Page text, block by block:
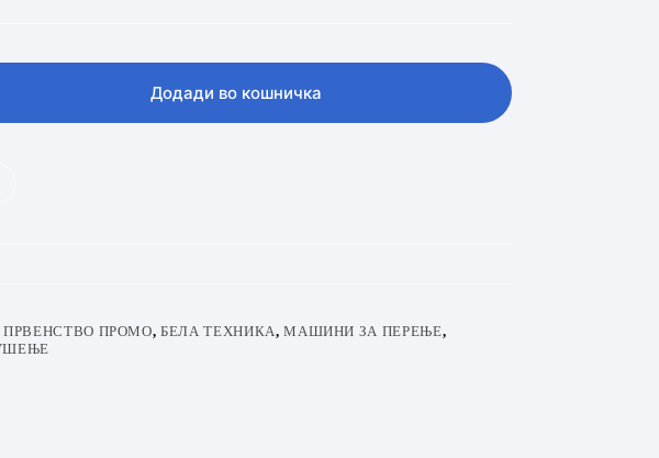
Додади во кошничка
ПРВЕНСТВО ПРОМО,БЕЛА ТЕХНИКА,МАШИНИ ЗА ПЕРЕЊЕ,